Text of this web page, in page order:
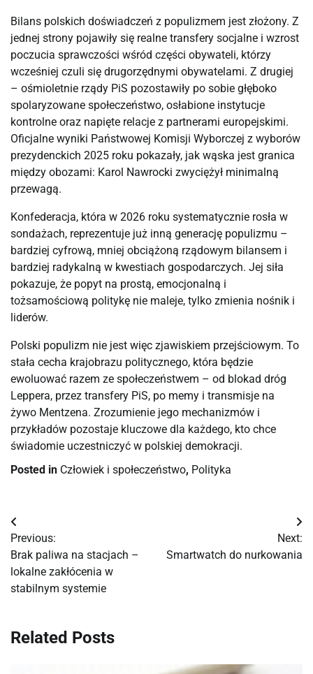
Bilans polskich doświadczeń z populizmem jest złożony. Z
jednej strony pojawiły się realne transfery socjalne i wzrost
poczucia sprawczości wśród części obywateli, którzy
wcześniej czuli się drugorzędnymi obywatelami. Z drugiej
– ośmioletnie rządy PiS pozostawiły po sobie głęboko
spolaryzowane społeczeństwo, osłabione instytucje
kontrolne oraz napięte relacje z partnerami europejskimi.
Oficjalne wyniki Państwowej Komisji Wyborczej z wyborów
prezydenckich 2025 roku pokazały, jak wąska jest granica
między obozami: Karol Nawrocki zwyciężył minimalną
przewagą.
Konfederacja, która w 2026 roku systematycznie rosła w
sondażach, reprezentuje już inną generację populizmu –
bardziej cyfrową, mniej obciążoną rządowym bilansem i
bardziej radykalną w kwestiach gospodarczych. Jej siła
pokazuje, że popyt na prostą, emocjonalną i
tożsamościową politykę nie maleje, tylko zmienia nośnik i
liderów.
Polski populizm nie jest więc zjawiskiem przejściowym. To
stała cecha krajobrazu politycznego, która będzie
ewoluować razem ze społeczeństwem – od blokad dróg
Leppera, przez transfery PiS, po memy i transmisje na
żywo Mentzena. Zrozumienie jego mechanizmów i
przykładów pozostaje kluczowe dla każdego, kto chce
świadomie uczestniczyć w polskiej demokracji.
Posted in Człowiek i społeczeństwo, Polityka
Nawigacja
wpisu
Previous:
Brak paliwa na stacjach –
lokalne zakłócenia w
stabilnym systemie
Next:
Smartwatch do nurkowania
Related Posts